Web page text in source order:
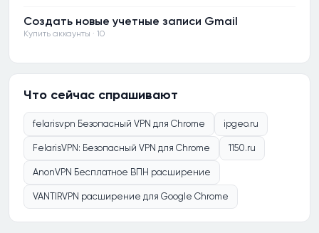
Создать новые учетные записи Gmail
Купить аккаунты · 10
Что сейчас спрашивают
felarisvpn Безопасный VPN для Chrome ipgeo.ru
FelarisVPN: Безопасный VPN для Chrome 1150.ru
AnonVPN Бесплатное ВПН расширение
VANTIRVPN расширение для Google Chrome